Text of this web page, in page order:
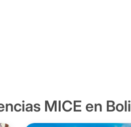
MICE en